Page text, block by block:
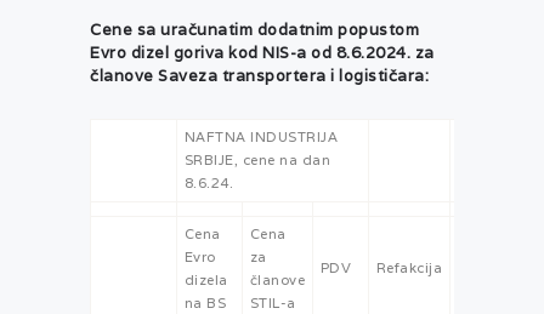
Cene sa uračunatim dodatnim popustom
Evro dizel goriva kod NIS-a od 8.6.2024. za
članove Saveza transportera i logističara:
NAFTNA INDUSTRIJA
SRBIJE, cene na dan
8.6.24.
Cena
Evro
dizela
na BS
Cena
za
članove
STIL-a
PDV Refakcija